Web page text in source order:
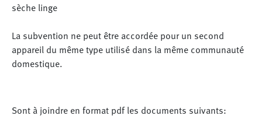
sèche linge
La subvention ne peut être accordée pour un second
appareil du même type utilisé dans la même communauté
domestique.
Sont à joindre en format pdf les documents suivants: